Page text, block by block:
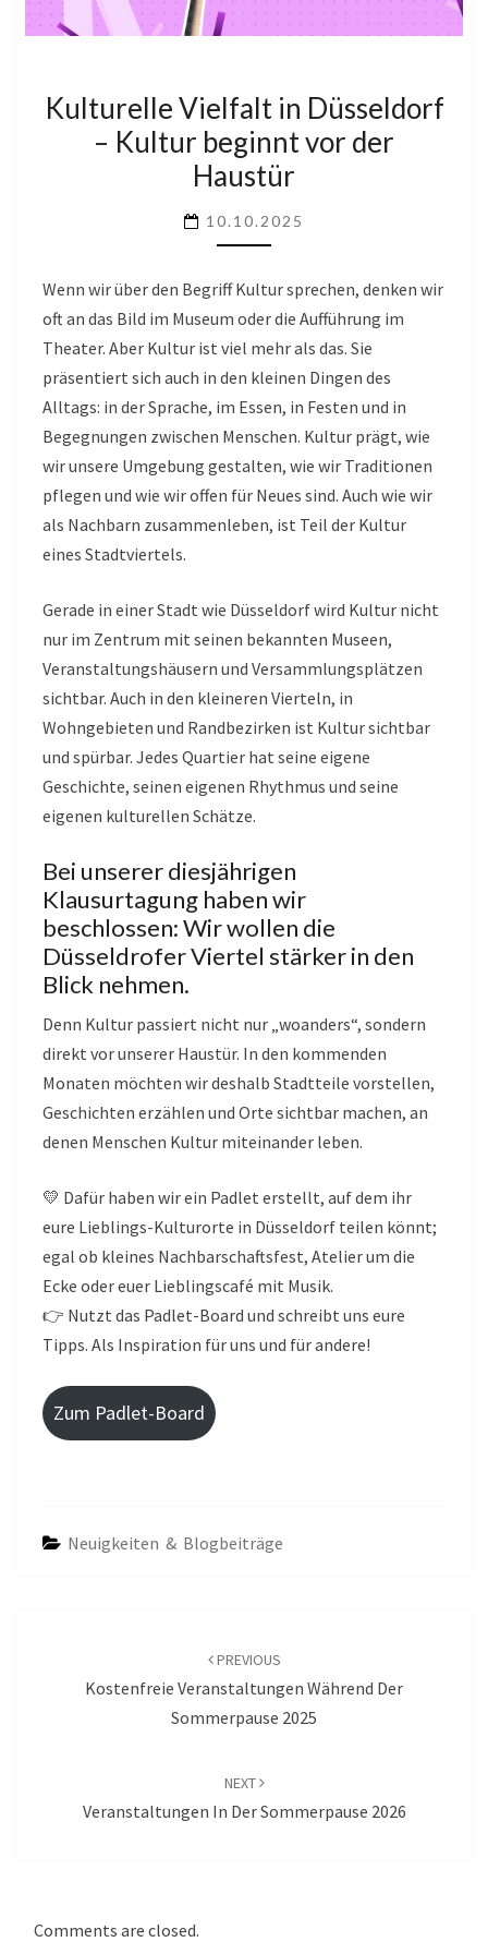
VIELFALT
IN
DÜSSELDORF
KULTUR
VOR
DER
HAUSTÜR
Kulturelle Vielfalt in Düsseldorf
– Kultur beginnt vor der
Haustür
10.10.2025
Wenn wir über den Begriff Kultur sprechen, denken wir
oft an das Bild im Museum oder die Aufführung im
Theater. Aber Kultur ist viel mehr als das. Sie
präsentiert sich auch in den kleinen Dingen des
Alltags: in der Sprache, im Essen, in Festen und in
Begegnungen zwischen Menschen. Kultur prägt, wie
wir unsere Umgebung gestalten, wie wir Traditionen
pflegen und wie wir offen für Neues sind. Auch wie wir
als Nachbarn zusammenleben, ist Teil der Kultur
eines Stadtviertels.
Gerade in einer Stadt wie Düsseldorf wird Kultur nicht
nur im Zentrum mit seinen bekannten Museen,
Veranstaltungshäusern und Versammlungsplätzen
sichtbar. Auch in den kleineren Vierteln, in
Wohngebieten und Randbezirken ist Kultur sichtbar
und spürbar. Jedes Quartier hat seine eigene
Geschichte, seinen eigenen Rhythmus und seine
eigenen kulturellen Schätze.
Bei unserer diesjährigen
Klausurtagung haben wir
beschlossen: Wir wollen die
Düsseldrofer Viertel stärker in den
Blick nehmen.
Denn Kultur passiert nicht nur „woanders“, sondern
direkt vor unserer Haustür. In den kommenden
Monaten möchten wir deshalb Stadtteile vorstellen,
Geschichten erzählen und Orte sichtbar machen, an
denen Menschen Kultur miteinander leben.
💛 Dafür haben wir ein Padlet erstellt, auf dem ihr
eure Lieblings-Kulturorte in Düsseldorf teilen könnt;
egal ob kleines Nachbarschaftsfest, Atelier um die
Ecke oder euer Lieblingscafé mit Musik.
👉 Nutzt das Padlet-Board und schreibt uns eure
Tipps. Als Inspiration für uns und für andere!
Zum Padlet-Board
Neuigkeiten & Blogbeiträge
PREVIOUS
Kostenfreie Veranstaltungen Während Der
Sommerpause 2025
NEXT
Veranstaltungen In Der Sommerpause 2026
Comments are closed.